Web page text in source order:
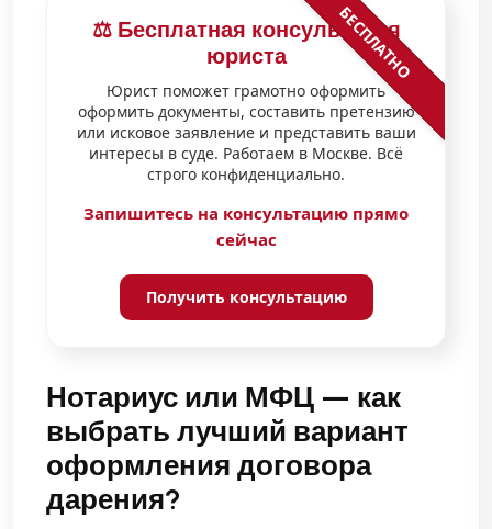
⚖️ Бесплатная консультация
юриста
Юрист поможет грамотно оформить
оформить документы, составить претензию
или исковое заявление и представить ваши
интересы в суде. Работаем в Москве. Всё
строго конфиденциально.
БЕСПЛАТНО
Запишитесь на консультацию прямо
сейчас
Получить консультацию
Нотариус или МФЦ — как
выбрать лучший вариант
оформления договора
дарения?